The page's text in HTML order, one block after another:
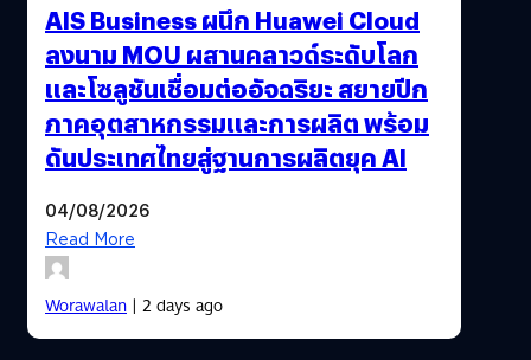
AIS Business ผนึก Huawei Cloud
ลงนาม MOU ผสานคลาวด์ระดับโลก
และโซลูชันเชื่อมต่ออัจฉริยะ สยายปีก
ภาคอุตสาหกรรมและการผลิต พร้อม
ดันประเทศไทยสู่ฐานการผลิตยุค AI
04/08/2026
Read More
Worawalan| 2 days ago